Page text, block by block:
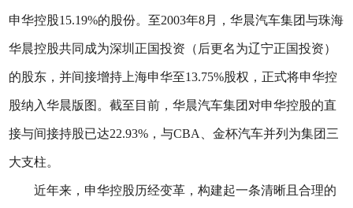
申华控股15.19%的股份。至2003年8月，华晨汽车集团与珠海
华晨控股共同成为深圳正国投资（后更名为辽宁正国投资）
的股东，并间接增持上海申华至13.75%股权，正式将申华控
股纳入华晨版图。截至目前，华晨汽车集团对申华控股的直
接与间接持股已达22.93%，与CBA、金杯汽车并列为集团三
大支柱。
近年来，申华控股历经变革，构建起一条清晰且合理的